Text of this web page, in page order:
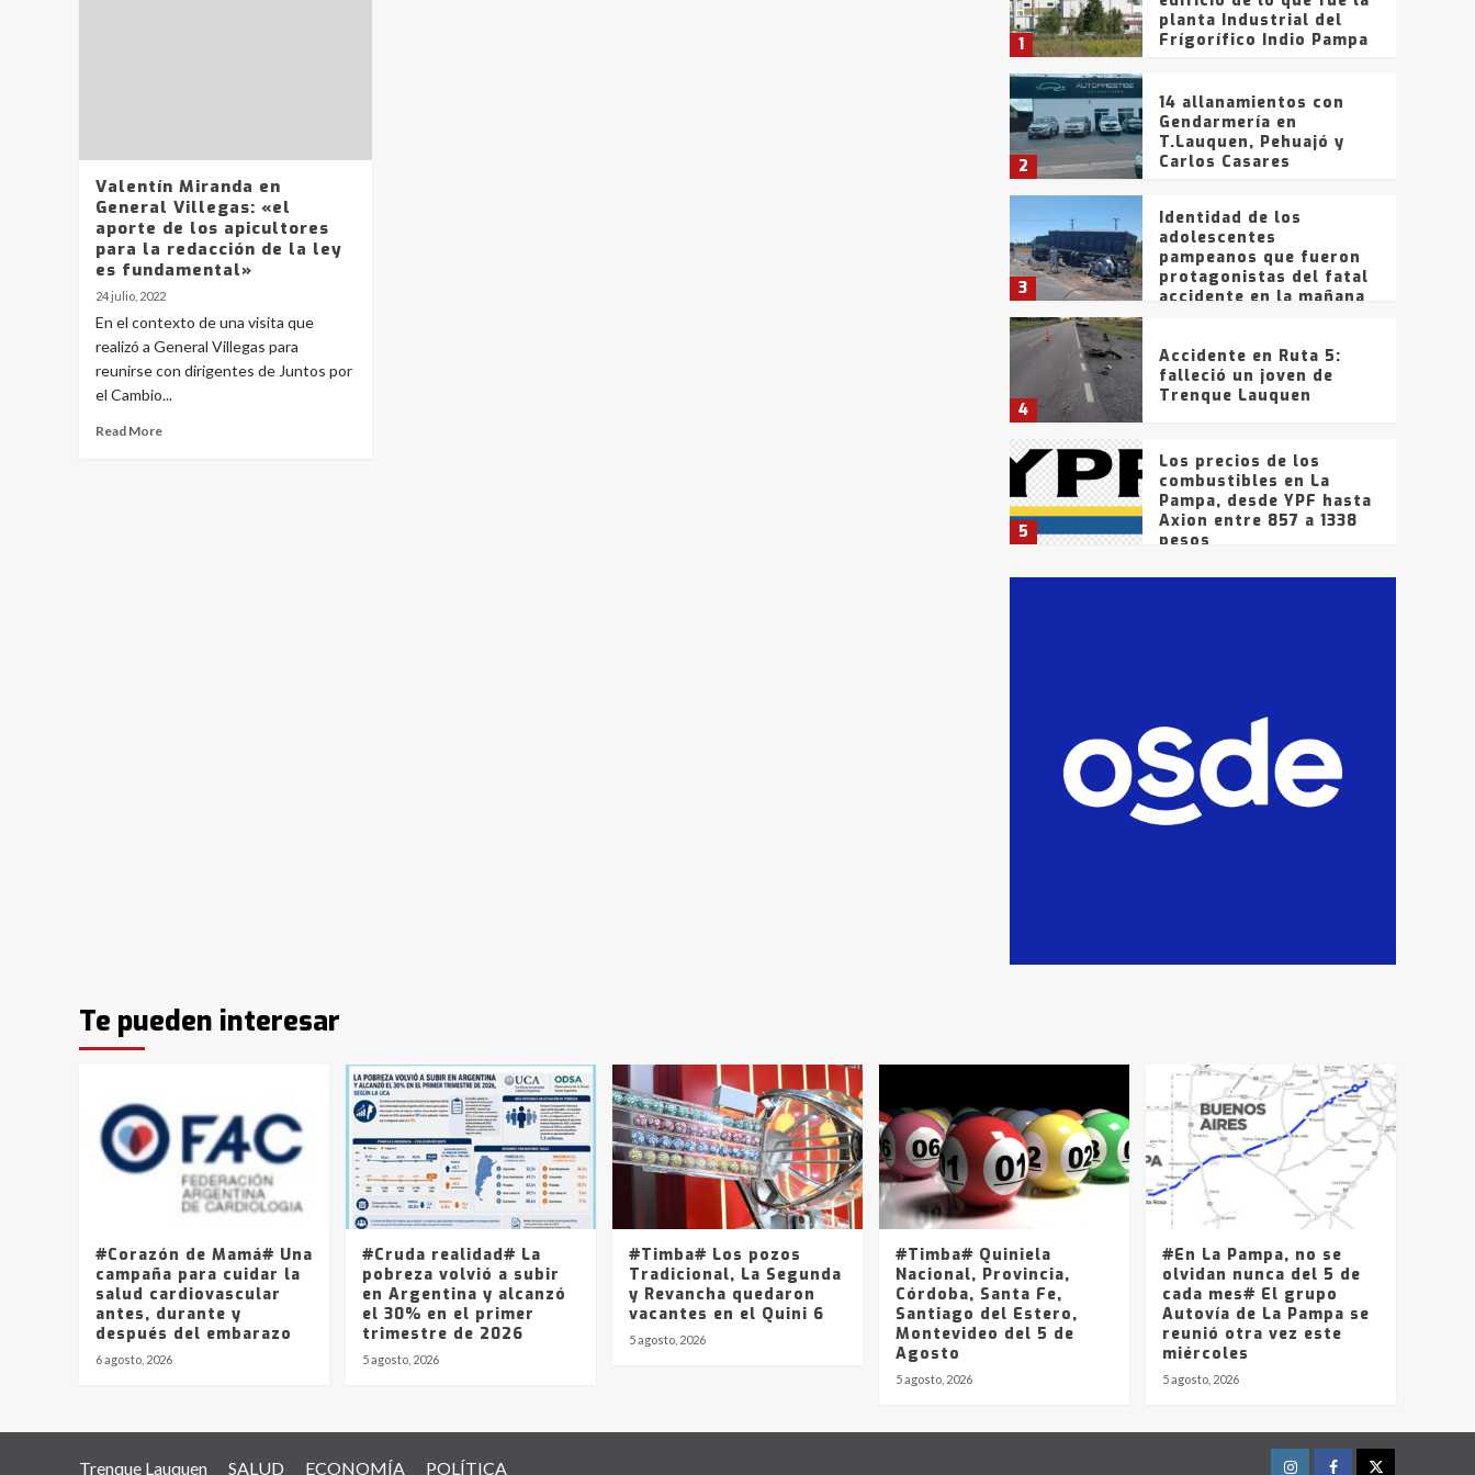
Valentín Miranda en
General Villegas: «el
aporte de los apicultores
para la redacción de la ley
es fundamental»
24 julio, 2022
En el contexto de una visita que
realizó a General Villegas para
reunirse con dirigentes de Juntos por
el Cambio...
Read More
1
planta Industrial del
Frígorífico Indio Pampa
2
14 allanamientos con
Gendarmería en
T.Lauquen, Pehuajó y
Carlos Casares
3
Identidad de los
adolescentes
pampeanos que fueron
protagonistas del fatal
accidente en la mañana
4
Accidente en Ruta 5:
falleció un joven de
Trenque Lauquen
5
Los precios de los
combustibles en La
Pampa, desde YPF hasta
Axion entre 857 a 1338
pesos
La Bolsa de Cereales de
que intentaron evadir a
la Policía fueron
detenidos por
comercialización de
drogas en la tarde del
sábado
3
Identidad de los
adolescentes
pampeanos que fueron
protagonistas del fatal
accidente en la mañana
del lunes
4
Accidente en Ruta 5:
falleció un joven de
Trenque Lauquen
Los precios de los
combustibles en La
Pampa, desde YPF hasta
Axion entre 857 a 1338
pesos
Te pueden interesar
#Corazón de Mamá# Una
campaña para cuidar la
salud cardiovascular
antes, durante y
después del embarazo
6 agosto, 2026
#Cruda realidad# La
pobreza volvió a subir
en Argentina y alcanzó
el 30% en el primer
trimestre de 2026
5 agosto, 2026
#Timba# Los pozos
Tradicional, La Segunda
y Revancha quedaron
vacantes en el Quini 6
5 agosto, 2026
#Timba# Quiniela
Nacional, Provincia,
Córdoba, Santa Fe,
Santiago del Estero,
Montevideo del 5 de
Agosto
5 agosto, 2026
#En La Pampa, no se
olvidan nunca del 5 de
cada mes# El grupo
Autovía de La Pampa se
reunió otra vez este
miércoles
5 agosto, 2026
Trenque Lauquen SALUD ECONOMÍA POLÍTICA